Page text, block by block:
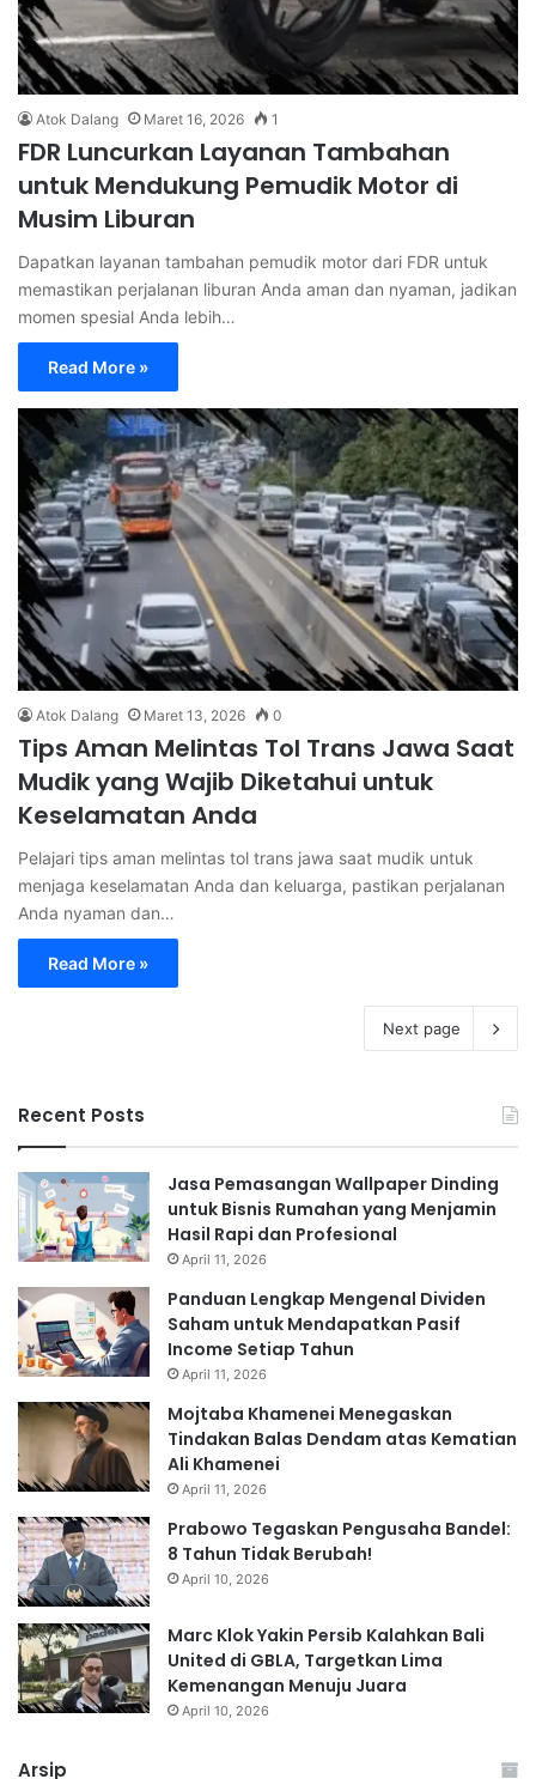
Atok Dalang Maret 16, 2026 1
FDR Luncurkan Layanan Tambahan
untuk Mendukung Pemudik Motor di
Musim Liburan
Dapatkan layanan tambahan pemudik motor dari FDR untuk
memastikan perjalanan liburan Anda aman dan nyaman, jadikan
momen spesial Anda lebih…
Read More »
Atok Dalang Maret 13, 2026 0
Tips Aman Melintas Tol Trans Jawa Saat
Mudik yang Wajib Diketahui untuk
Keselamatan Anda
Pelajari tips aman melintas tol trans jawa saat mudik untuk
menjaga keselamatan Anda dan keluarga, pastikan perjalanan
Anda nyaman dan…
Read More »
Next page
Recent Posts
Jasa Pemasangan Wallpaper Dinding
untuk Bisnis Rumahan yang Menjamin
Hasil Rapi dan Profesional
April 11, 2026
Panduan Lengkap Mengenal Dividen
Saham untuk Mendapatkan Pasif
Income Setiap Tahun
April 11, 2026
Mojtaba Khamenei Menegaskan
Tindakan Balas Dendam atas Kematian
Ali Khamenei
April 11, 2026
Prabowo Tegaskan Pengusaha Bandel:
8 Tahun Tidak Berubah!
April 10, 2026
Marc Klok Yakin Persib Kalahkan Bali
United di GBLA, Targetkan Lima
Kemenangan Menuju Juara
April 10, 2026
Arsip